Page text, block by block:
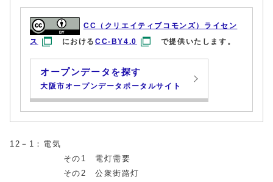
CC（クリエイティブコモンズ）ライセン
ス
におけるCC-BY4.0 で提供いたします。
オープンデータを探す
大阪市オープンデータポータルサイト
12－1：電気
その1 電灯需要
その2 公衆街路灯